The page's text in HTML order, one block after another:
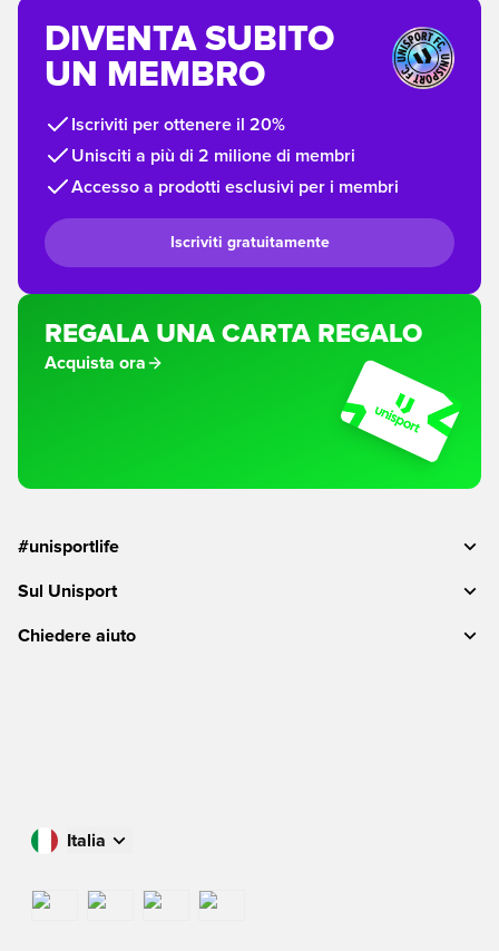
DIVENTA SUBITO
UN MEMBRO
Iscriviti per ottenere il 20%
Unisciti a più di 2 milione di membri
Accesso a prodotti esclusivi per i membri
Iscriviti gratuitamente
REGALA UNA CARTA REGALO
Acquista ora
#unisportlife
Sul Unisport
Chiedere aiuto
Italia